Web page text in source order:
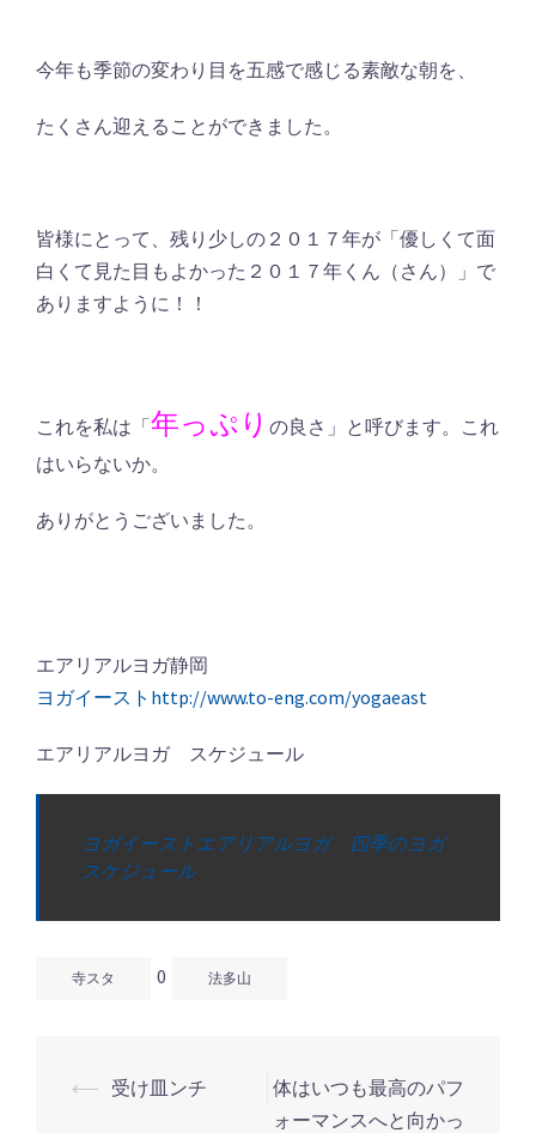
今年も季節の変わり目を五感で感じる素敵な朝を、
たくさん迎えることができました。
皆様にとって、残り少しの２０１７年が「優しくて面
白くて見た目もよかった２０１７年くん（さん）」で
ありますように！！
これを私は「年っぷり の良さ」と呼びます。これ
はいらないか。
ありがとうございました。
エアリアルヨガ静岡
ヨガイーストhttp://www.to-eng.com/yogaeast
エアリアルヨガ スケジュール
ヨガイーストエアリアルヨガ 四季のヨガ
スケジュール
寺スタ 0 法多山
投
⟵ 受け皿ンチ
体はいつも最高のパフ
ォーマンスへと向かっ